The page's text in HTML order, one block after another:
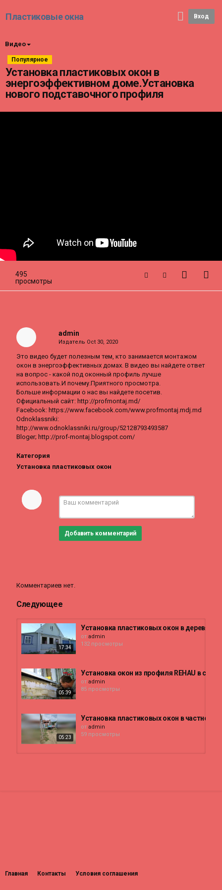
Пластиковые окна Вход
Видео
Популярное
Установка пластиковых окон в
энергоэффективном доме.Установка
нового подставочного профиля
495
просмотры
admin
Издатель Oct 30, 2020
Это видео будет полезным тем, кто занимается монтажом
окон в энергоэффективных домах. В видео вы найдете ответ
на вопрос - какой под оконный профиль лучше
использовать.И почему.Приятного просмотра.
Больше информации о нас вы найдете посетив.
Официальный сайт: http://profmontaj.md/
Facebook: https://www.facebook.com/www.profmontaj.mdj.md
Odnoklassniki:
http://www.odnoklassniki.ru/group/52128793493587
Bloger; http://prof-montaj.blogspot.com/
Категория
Установка пластиковых окон
Добавить комментарий
Комментариев нет.
Следующее
17:34
Установка пластиковых окон в
от admin
132 просмотры
05:39
Установка окон из профиля REHAU в
от admin
85 просмотры
05:23
Установка пластиковых окон в частном
от admin
59 просмотры
Главная Контакты Условия соглашения